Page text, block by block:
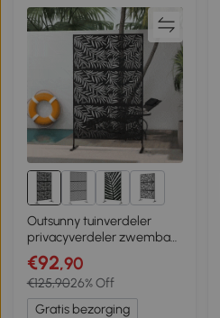
1+
Outsunny tuinverdeler
privacyverdeler zwembad
natuurmotief vrijstaand
zwart
€92,90
€125,9026% Off
Gratis bezorging